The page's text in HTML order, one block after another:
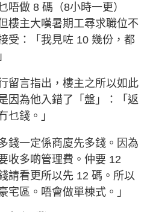
唔做 8 碼（8小時一更）
樓主大嘆暑期工尋求職位不
受：「我見咗 10 幾份，都
留言指出，樓主之所以如此
因為他入錯了「盤」：「返
乜錢。」
錢一定係商廈先多錢。因為
收多啲管理費。仲要 12
請看更所以先 12 碼。所以
宅區。唔會做單棟式。」